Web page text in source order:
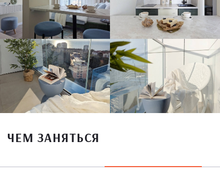
ЧЕМ ЗАНЯТЬСЯ